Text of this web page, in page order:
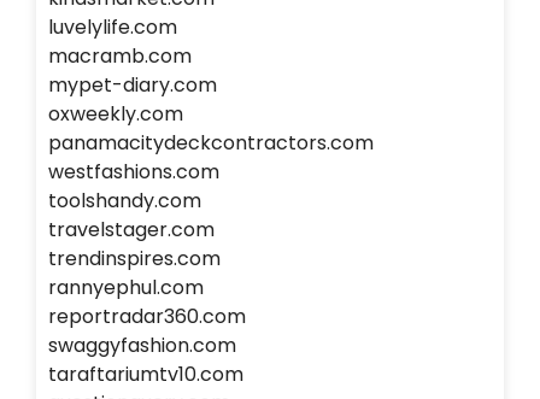
luvelylife.com
macramb.com
mypet-diary.com
oxweekly.com
panamacitydeckcontractors.com
westfashions.com
toolshandy.com
travelstager.com
trendinspires.com
rannyephul.com
reportradar360.com
swaggyfashion.com
taraftariumtv10.com